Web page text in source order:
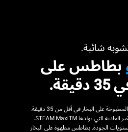
شائبة.
بطاطس على
حمولة كاملة من البطاطس المطبوخة على البخار في أقل من 35 دقيقة.
بفضل كمية ونوعية البخار غير العادية التي يولدها STEAM.MaxiTM،
الجودة. بطاطس مطهوة على البخار